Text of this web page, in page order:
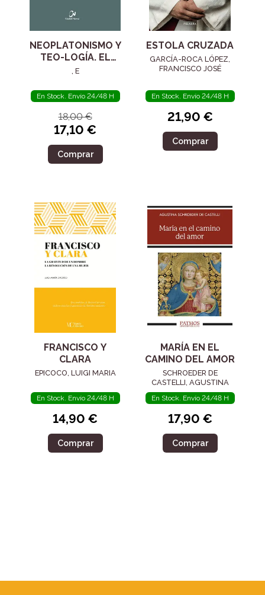
NEOPLATONISMO Y
TEO-LOGÍA. EL
SIGLO IV
, E
En Stock. Envío 24/48 H
18,00 €
17,10 €
Comprar
ESTOLA CRUZADA
GARCÍA-ROCA LÓPEZ,
FRANCISCO JOSÉ
En Stock. Envío 24/48 H
21,90 €
Comprar
FRANCISCO Y
CLARA
EPICOCO, LUIGI MARIA
En Stock. Envío 24/48 H
14,90 €
Comprar
MARÍA EN EL
CAMINO DEL AMOR
SCHROEDER DE
CASTELLI, AGUSTINA
En Stock. Envío 24/48 H
17,90 €
Comprar